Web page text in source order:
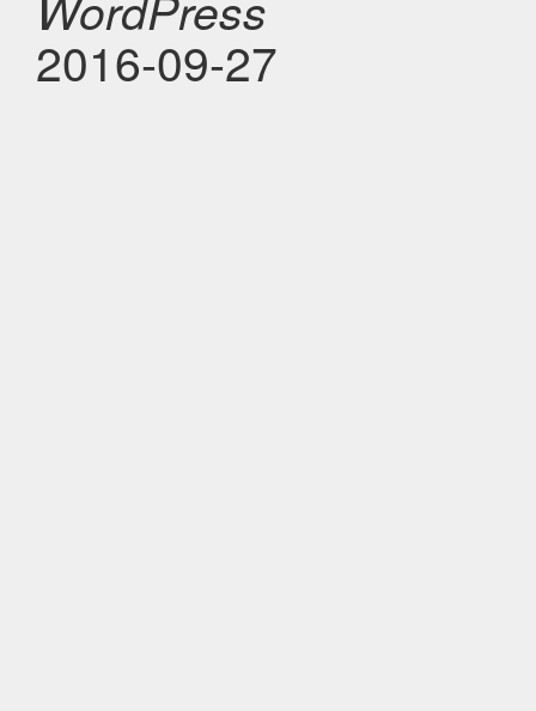
2016-09-27